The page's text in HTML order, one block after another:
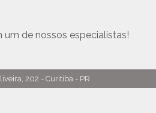
de nossos especialistas!
202 - Curitiba - PR